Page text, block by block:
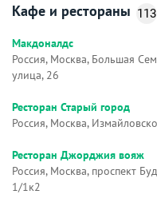
Кафе и рестораны 113
Макдоналдс
Россия, Москва, Большая
улица, 26
Ресторан Старый город
Россия, Москва,
Ресторан Джорджия вояж
Россия, Москва, проспект
1/1к2